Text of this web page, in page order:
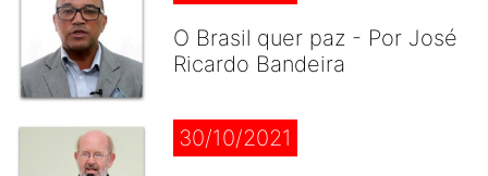
O Brasil quer paz - Por José
Ricardo Bandeira
30/10/2021